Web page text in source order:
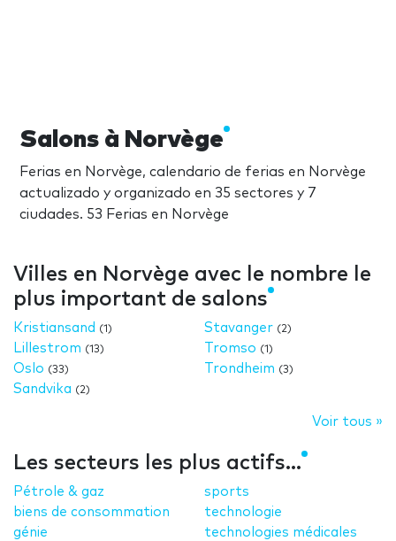
Salons à Norvège
Ferias en Norvège, calendario de ferias en Norvège
actualizado y organizado en 35 sectores y 7
ciudades. 53 Ferias en Norvège
Villes en Norvège avec le nombre le
plus important de salons
Kristiansand (1)
Lillestrom (13)
Oslo (33)
Sandvika (2)
Stavanger (2)
Tromso (1)
Trondheim (3)
Voir tous »
Les secteurs les plus actifs...
Pétrole & gaz
biens de consommation
génie
sports
technologie
technologies médicales